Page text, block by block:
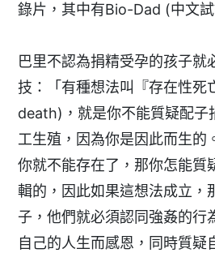
錄片，其中有Bio-Dad (中文
巴里不認為捐精受孕的孩子就
技：「有種想法叫『存在性死
death)，就是你不能質疑配子
工生殖，因為你是因此而生的
你就不能存在了，那你怎能質
輯的，因此如果這想法成立，
子，他們就必須認同強姦的行
自己的人生而感恩，同時質疑